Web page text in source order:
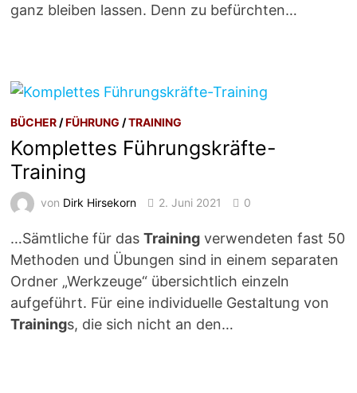
ganz bleiben lassen. Denn zu befürchten…
BÜCHER/FÜHRUNG /TRAINING
Komplettes Führungskräfte-
Training
von Dirk Hirsekorn 2. Juni 2021 0
…Sämtliche für dasTraining verwendeten fast 50
Methoden und Übungen sind in einem separaten
Ordner „Werkzeuge“ übersichtlich einzeln
aufgeführt. Für eine individuelle Gestaltung von
Trainings, die sich nicht an den…